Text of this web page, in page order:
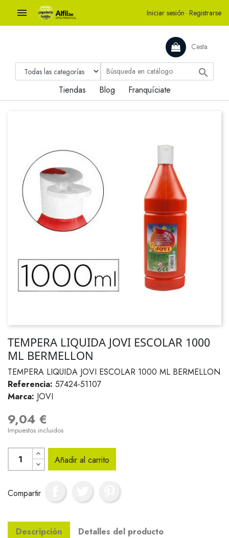
 Iniciar sesión · Registrarse
Cesta

Tiendas Blog Franquíciate
TEMPERA LIQUIDA JOVI ESCOLAR 1000
ML BERMELLON
TEMPERA LIQUIDA JOVI ESCOLAR 1000 ML BERMELLON
Referencia: 57424-51107
Marca: JOVI
9,04 €
Impuestos incluidos
Añadir al carrito
Compartir
Descripción Detalles del producto